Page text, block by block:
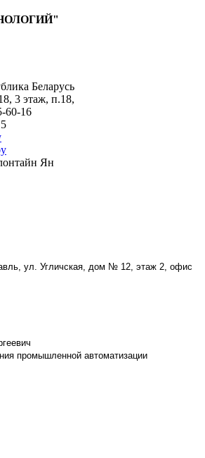
Беларусь
3 этаж, п.18,
60-16
Ян
ул. Угличская, дом № 12, этаж 2, офис
промышленной автоматизации